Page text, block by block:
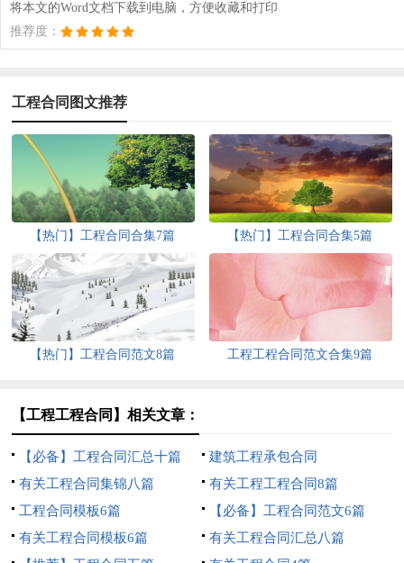
将本文的Word文档下载到电脑，方便收藏和打印
推荐度：
工程合同图文推荐
【热门】工程合同合集7篇 【热门】工程合同合集5篇
【热门】工程合同范文8篇 工程工程合同范文合集9篇
【工程工程合同】相关文章：
【必备】工程合同汇总十篇
建筑工程承包合同
有关工程合同集锦八篇
有关工程工程合同8篇
工程合同模板6篇
【必备】工程合同范文6篇
有关工程合同模板6篇
有关工程合同汇总八篇